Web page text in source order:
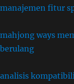
manajemen fitur
mahjong ways
berulang
analisis